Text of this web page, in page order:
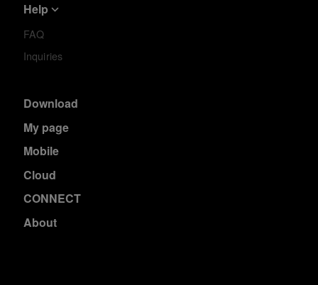
Help
FAQ
Inquiries
Download
My page
Mobile
Cloud
CONNECT
About